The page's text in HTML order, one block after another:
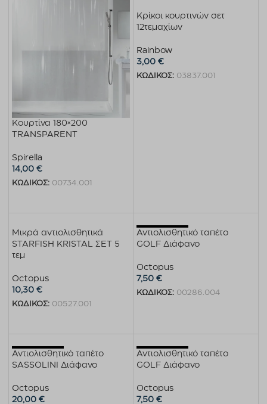
Κουρτίνα 180×200
TRANSPARENT
Spirella
14,00 €
ΚΩΔΙΚΟΣ: 00734.001
Κρίκοι κουρτινών σετ
12τεμαχίων
Rainbow
3,00€
ΚΩΔΙΚΟΣ: 03837.001
Μικρά αντιολισθητικά
STARFISH KRISTAL ΣΕΤ 5
τεμ
Octopus
10,30 €
ΚΩΔΙΚΟΣ: 00527.001
Εξαντλημένο
Αντιολισθητικό ταπέτο
GOLF Διάφανο
Octopus
7,50€
ΚΩΔΙΚΟΣ: 00286.004
Εξαντλημένο
Αντιολισθητικό ταπέτο
SASSOLINI Διάφανο
Octopus
20,00 €
Εξαντλημένο
Αντιολισθητικό ταπέτο
GOLF Διάφανο
Octopus
7,50€